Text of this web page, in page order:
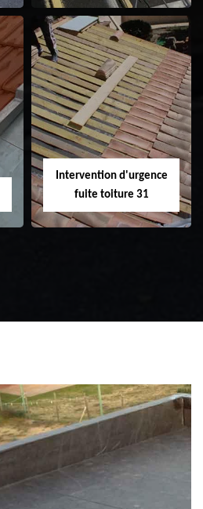
Réparation de
toiture 31
Intervention d'urgence
fuite toiture 31